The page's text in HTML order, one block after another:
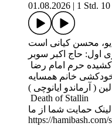
01.08.2026
1 Std.
اول: حاج اکبر سوبر
حرم امام رضا
( آرماندو ایانوچی )
Death of Stallin
https://hamibash.com/